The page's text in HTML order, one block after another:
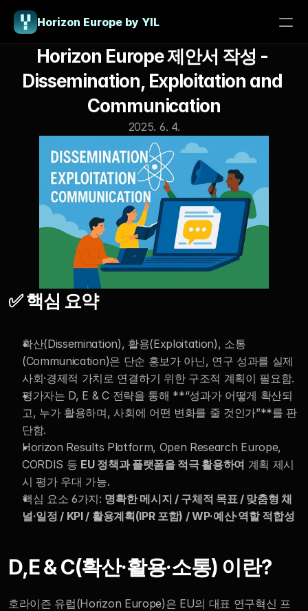
Horizon Europe by YIL
Horizon Europe
26 HE Consulting Program
About us
Content
RESOURCES
Blog
Careers
Docs
About
Horizon Europe 제안서 작성 -
Dissemination, Exploitation and
Communication
2025. 6. 4.
✅ 핵심 요약
확산(Dissemination), 활용(Exploitation), 소통
(Communication)은 단순 홍보가 아닌, 연구 성과를 실제
사회·경제적 가치로 연결하기 위한 구조적 계획이 필요함.
평가자는 D, E & C 전략을 통해 **“성과가 어떻게 확산되
고, 누가 활용하며, 사회에 어떤 변화를 줄 것인가”**를 판
단함.
Horizon Results Platform, Open Research Europe,
CORDIS 등 EU 정책과 플랫폼을 적극 활용하여 계획 제시
시 평가 우대 가능.
핵심 요소 6가지: 명확한 메시지 / 구체적 목표 / 맞춤형 채
널·일정 / KPI / 활용계획(IPR 포함) / WP·예산·역할 적합성
D,E & C(확산·활용·소통) 이란?
호라이즌 유럽(Horizon Europe)은 EU의 대표 연구혁신 프